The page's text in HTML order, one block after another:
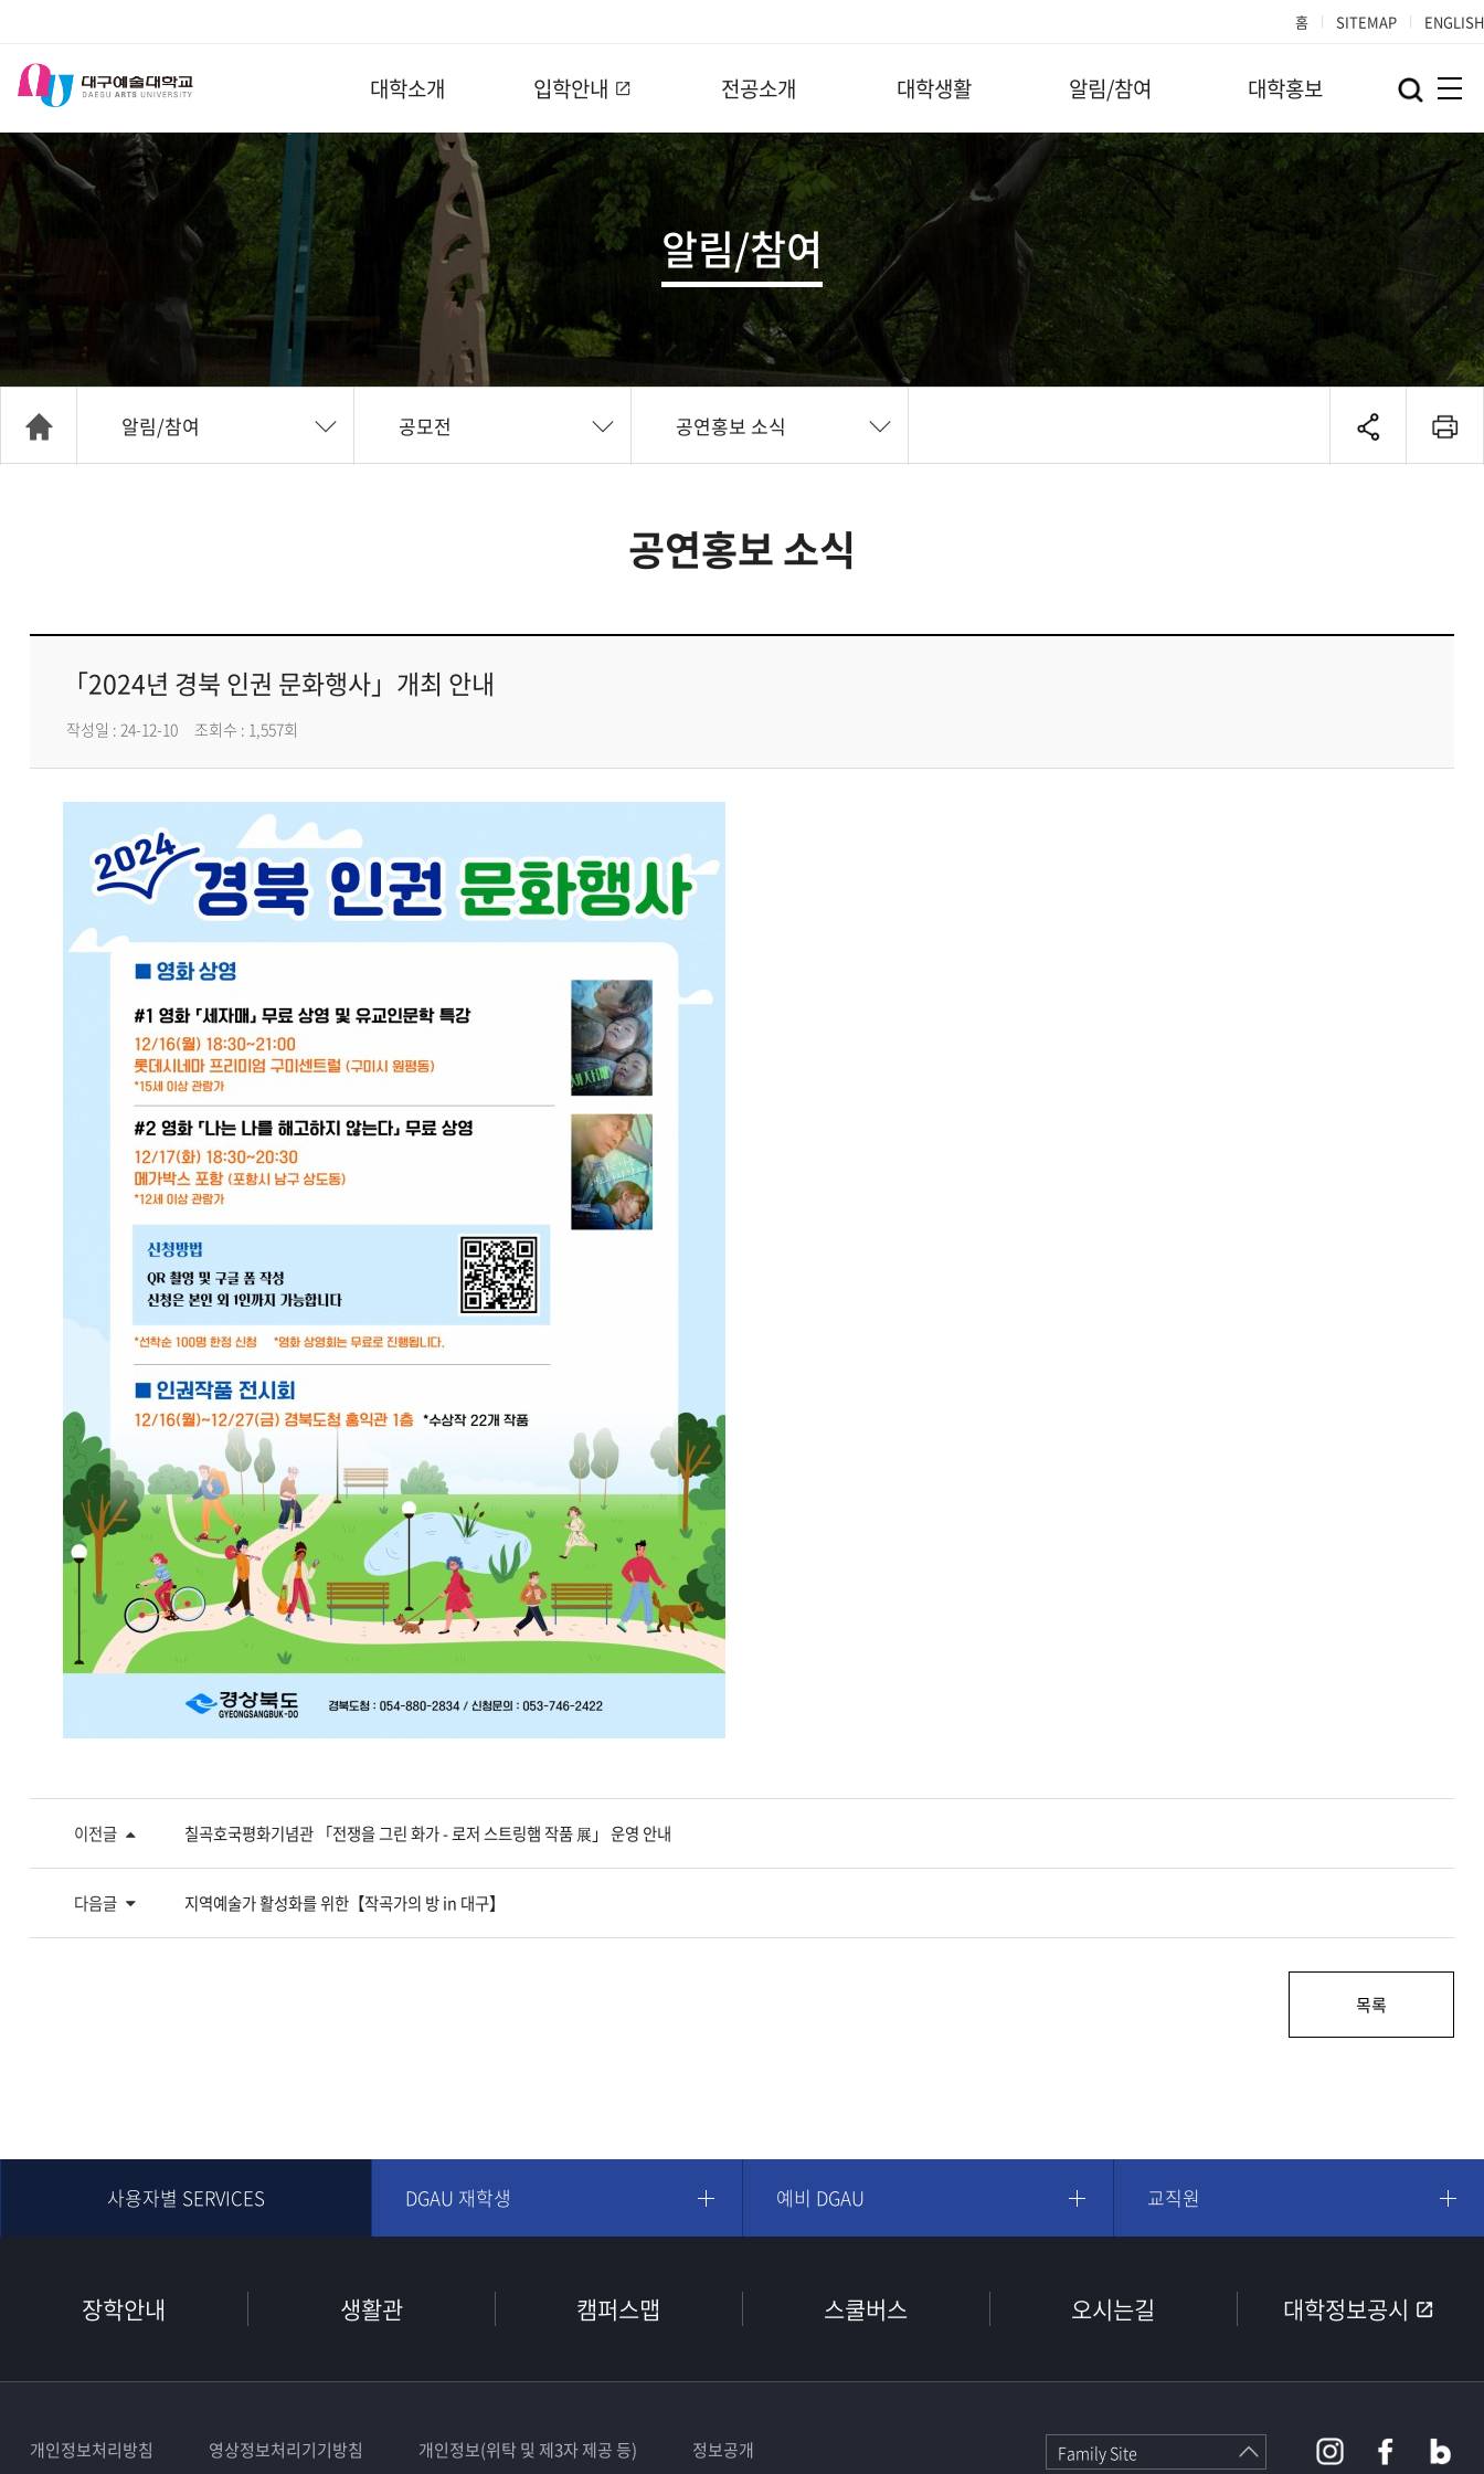
홈 SITEMAP ENGLISH
대학소개 입학안내 전공소개 대학생활 알림/참여 대학홍보
알림/참여
알림/참여 공모전 공연홍보 소식
공연홍보 소식
「2024년 경북 인권 문화행사」개최 안내
작성일 : 24-12-10 조회수 : 1,557회
이전글 칠곡호국평화기념관 「전쟁을 그린 화가 - 로저 스트링햄 작품 展」 운영 안내
다음글 지역예술가 활성화를 위한【작곡가의 방 in 대구】
목록
사용자별 SERVICES DGAU 재학생 예비 DGAU 교직원
장학안내 생활관 캠퍼스맵 스쿨버스 오시는길 대학정보공시
Family Site
개인정보처리방침 영상정보처리기기방침 개인정보(위탁 및 제3자 제공 등) 정보공개